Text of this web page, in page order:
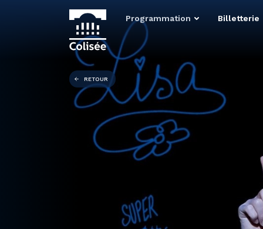
Programmation Billetterie
RETOUR